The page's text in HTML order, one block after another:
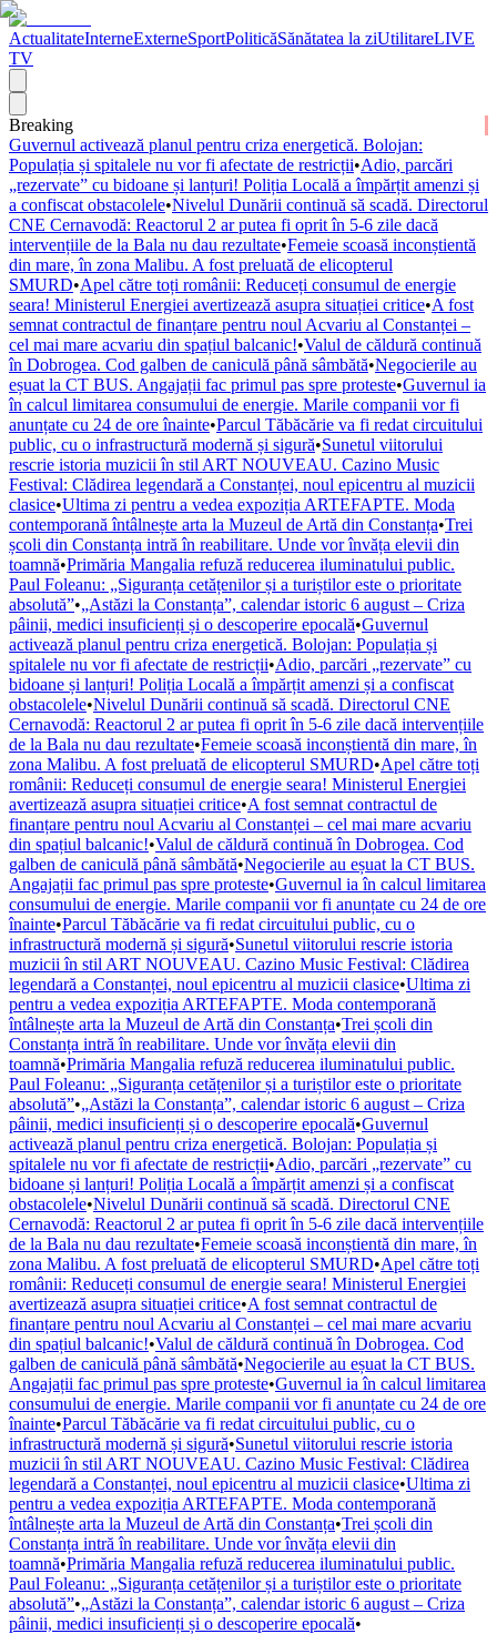
ActualitateInterneExterneSportPoliticăSănătatea la ziUtilitareLIVE
TV
Breaking
Guvernul activează planul pentru criza energetică. Bolojan:
Populația și spitalele nu vor fi afectate de restricții•Adio, parcări
„rezervate” cu bidoane și lanțuri! Poliția Locală a împărțit amenzi și
a confiscat obstacolele•Nivelul Dunării continuă să scadă. Directorul
CNE Cernavodă: Reactorul 2 ar putea fi oprit în 5-6 zile dacă
intervențiile de la Bala nu dau rezultate•Femeie scoasă inconștientă
din mare, în zona Malibu. A fost preluată de elicopterul
SMURD•Apel către toți românii: Reduceți consumul de energie
seara! Ministerul Energiei avertizează asupra situației critice•A fost
semnat contractul de finanțare pentru noul Acvariu al Constanței –
cel mai mare acvariu din spațiul balcanic!•Valul de căldură continuă
în Dobrogea. Cod galben de caniculă până sâmbătă•Negocierile au
eșuat la CT BUS. Angajații fac primul pas spre proteste•Guvernul ia
în calcul limitarea consumului de energie. Marile companii vor fi
anunțate cu 24 de ore înainte•Parcul Tăbăcărie va fi redat circuitului
public, cu o infrastructură modernă și sigură•Sunetul viitorului
rescrie istoria muzicii în stil ART NOUVEAU. Cazino Music
Festival: Clădirea legendară a Constanței, noul epicentru al muzicii
clasice•Ultima zi pentru a vedea expoziția ARTEFAPTE. Moda
contemporană întâlnește arta la Muzeul de Artă din Constanța•Trei
școli din Constanța intră în reabilitare. Unde vor învăța elevii din
toamnă•Primăria Mangalia refuză reducerea iluminatului public.
Paul Foleanu: „Siguranța cetățenilor și a turiștilor este o prioritate
absolută”•„Astăzi la Constanța”, calendar istoric 6 august – Criza
pâinii, medici insuficienți și o descoperire epocală•Guvernul
activează planul pentru criza energetică. Bolojan: Populația și
spitalele nu vor fi afectate de restricții•Adio, parcări „rezervate” cu
bidoane și lanțuri! Poliția Locală a împărțit amenzi și a confiscat
obstacolele•Nivelul Dunării continuă să scadă. Directorul CNE
Cernavodă: Reactorul 2 ar putea fi oprit în 5-6 zile dacă intervențiile
de la Bala nu dau rezultate•Femeie scoasă inconștientă din mare, în
zona Malibu. A fost preluată de elicopterul SMURD•Apel către toți
românii: Reduceți consumul de energie seara! Ministerul Energiei
avertizează asupra situației critice•A fost semnat contractul de
finanțare pentru noul Acvariu al Constanței – cel mai mare acvariu
din spațiul balcanic!•Valul de căldură continuă în Dobrogea. Cod
galben de caniculă până sâmbătă•Negocierile au eșuat la CT BUS.
Angajații fac primul pas spre proteste•Guvernul ia în calcul limitarea
consumului de energie. Marile companii vor fi anunțate cu 24 de ore
înainte•Parcul Tăbăcărie va fi redat circuitului public, cu o
infrastructură modernă și sigură•Sunetul viitorului rescrie istoria
muzicii în stil ART NOUVEAU. Cazino Music Festival: Clădirea
legendară a Constanței, noul epicentru al muzicii clasice•Ultima zi
pentru a vedea expoziția ARTEFAPTE. Moda contemporană
întâlnește arta la Muzeul de Artă din Constanța•Trei școli din
Constanța intră în reabilitare. Unde vor învăța elevii din
toamnă•Primăria Mangalia refuză reducerea iluminatului public.
Paul Foleanu: „Siguranța cetățenilor și a turiștilor este o prioritate
absolută”•„Astăzi la Constanța”, calendar istoric 6 august – Criza
pâinii, medici insuficienți și o descoperire epocală•Guvernul
activează planul pentru criza energetică. Bolojan: Populația și
spitalele nu vor fi afectate de restricții•Adio, parcări „rezervate” cu
bidoane și lanțuri! Poliția Locală a împărțit amenzi și a confiscat
obstacolele•Nivelul Dunării continuă să scadă. Directorul CNE
Cernavodă: Reactorul 2 ar putea fi oprit în 5-6 zile dacă intervențiile
de la Bala nu dau rezultate•Femeie scoasă inconștientă din mare, în
zona Malibu. A fost preluată de elicopterul SMURD•Apel către toți
românii: Reduceți consumul de energie seara! Ministerul Energiei
avertizează asupra situației critice•A fost semnat contractul de
finanțare pentru noul Acvariu al Constanței – cel mai mare acvariu
din spațiul balcanic!•Valul de căldură continuă în Dobrogea. Cod
galben de caniculă până sâmbătă•Negocierile au eșuat la CT BUS.
Angajații fac primul pas spre proteste•Guvernul ia în calcul limitarea
consumului de energie. Marile companii vor fi anunțate cu 24 de ore
înainte•Parcul Tăbăcărie va fi redat circuitului public, cu o
infrastructură modernă și sigură•Sunetul viitorului rescrie istoria
muzicii în stil ART NOUVEAU. Cazino Music Festival: Clădirea
legendară a Constanței, noul epicentru al muzicii clasice•Ultima zi
pentru a vedea expoziția ARTEFAPTE. Moda contemporană
întâlnește arta la Muzeul de Artă din Constanța•Trei școli din
Constanța intră în reabilitare. Unde vor învăța elevii din
toamnă•Primăria Mangalia refuză reducerea iluminatului public.
Paul Foleanu: „Siguranța cetățenilor și a turiștilor este o prioritate
absolută”•„Astăzi la Constanța”, calendar istoric 6 august – Criza
pâinii, medici insuficienți și o descoperire epocală•